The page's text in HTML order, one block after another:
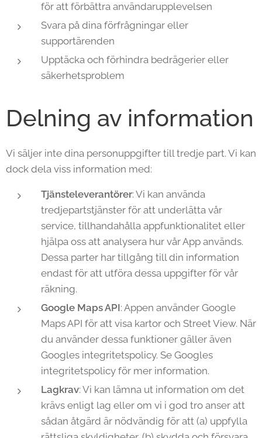
för att förbättra användarupplevelsen
Svara på dina förfrågningar eller
supportärenden
Upptäcka och förhindra bedrägerier eller
säkerhetsproblem
Delning av information
Vi säljer inte dina personuppgifter till tredje part. Vi kan
dock dela viss information med:
Tjänsteleverantörer: Vi kan använda
tredjepartstjänster för att underlätta vår
service, tillhandahålla appfunktionalitet eller
hjälpa oss att analysera hur vår App används.
Dessa parter har tillgång till din information
endast för att utföra dessa uppgifter för vår
räkning.
Google Maps API: Appen använder Google
Maps API för att visa kartor och Street View. När
du använder dessa funktioner gäller även
Googles integritetspolicy. Se Googles
integritetspolicy för mer information.
Lagkrav: Vi kan lämna ut information om det
krävs enligt lag eller om vi i god tro anser att
sådan åtgärd är nödvändig för att (a) uppfylla